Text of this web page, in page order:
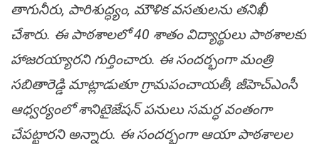
తాగునీరు, పారిశుద్ధ్యం, మౌళిక వ‌సతుల‌ను త‌నిఖీ
చేశారు. ఈ పాఠ‌శాల‌లో 40 శాతం విద్యార్థులు పాఠశాలకు
హాజరయ్యారని గుర్తించారు. ఈ సంద‌ర్భంగా మంత్రి
స‌బితారెడ్డి మాట్లాడుతూ గ్రామపంచాయతీ, జీహెచ్ఎంసీ
ఆధ్వర్యంలో శానిటైజేషన్ పనులు సమర్ధ వంతంగా
చేపట్టారని అన్నారు. ఈ సంద‌ర్భంగా ఆయా పాఠ‌శాల‌ల